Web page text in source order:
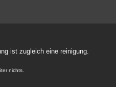
ist zugleich eine reinigung.
nichts.